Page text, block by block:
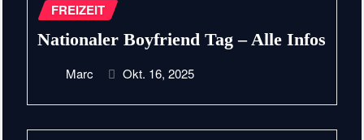
FREIZEIT
Nationaler Boyfriend Tag – Alle Infos
Marc Okt. 16, 2025